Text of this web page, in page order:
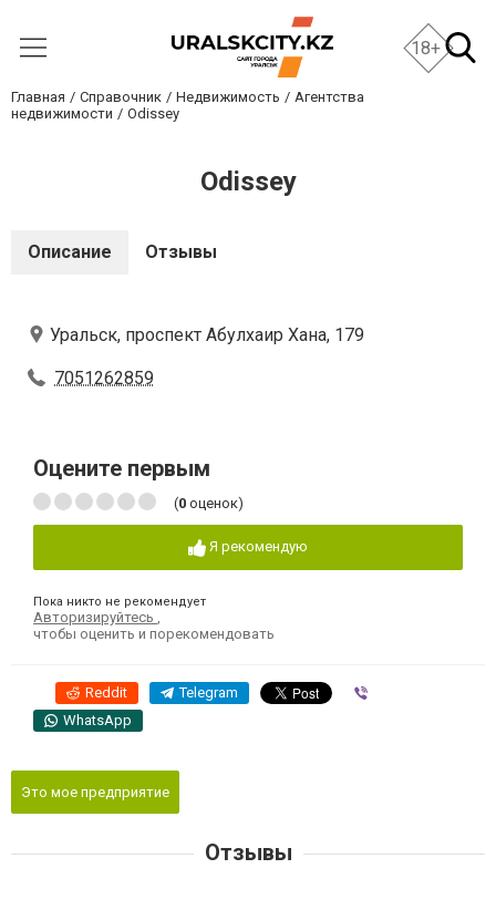
18+
Главная Справочник Недвижимость
Агентства
недвижимости
Odissey
Odissey
Описание Отзывы
Уральск, проспект Абулхаир Хана, 179
7051262859
Оцените первым
(0 оценок)
Я рекомендую
Пока никто не рекомендует
Авторизируйтесь
чтобы оценить и порекомендовать
Reddit Telegram
WhatsApp
Это мое предприятие
Отзывы